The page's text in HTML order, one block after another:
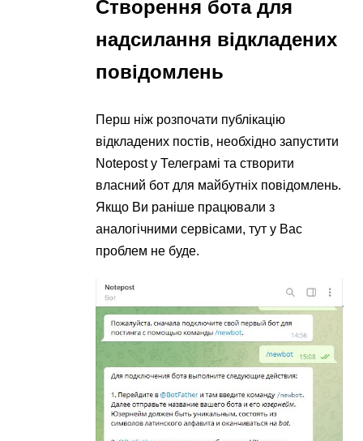
Створення бота для
надсилання відкладених
повідомлень
Перш ніж розпочати публікацію
відкладених постів, необхідно запустити
Notepost у Телеграмі та створити
власний бот для майбутніх повідомлень.
Якщо Ви раніше працювали з
аналогічними сервісами, тут у Вас
проблем не буде.